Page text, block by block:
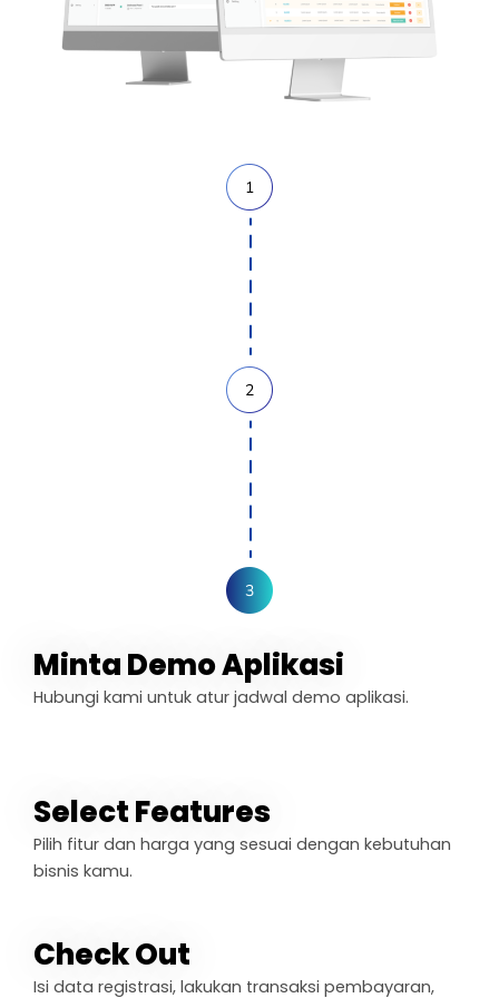
Minta Demo Aplikasi
Hubungi kami untuk atur jadwal demo aplikasi.
Select Features
Pilih fitur dan harga yang sesuai dengan kebutuhan
bisnis kamu.
Check Out
Isi data registrasi, lakukan transaksi pembayaran,